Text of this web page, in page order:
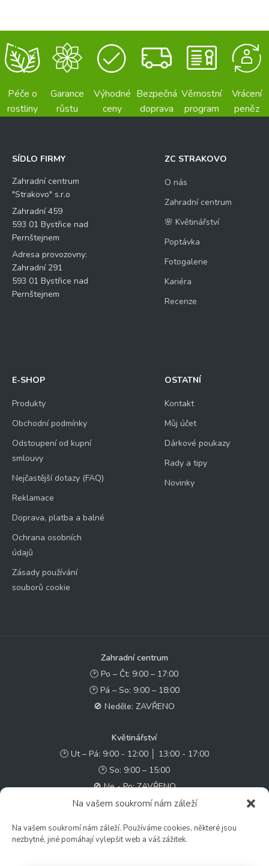
Na vašem soukromí nám záleží
Na vašem soukromí nám záleží. Používáme cookies, některé jsou
nezbytné, jiné pomáhají vylepšit web a váš zážitek.
Péče o
rostliny
Garance
růstu
Výhodné
ceny
Bezpečná
doprava
Věrnostní
program
Vrácení
peněz
SÍDLO FIRMY
Zahradní centrum
"Strakovo" s.r.o
Zahradní 459
593 01 Bystřice nad
Pernštejnem
Adresa provozovny:
Zahradní 291
593 01 Bystřice nad
Pernštejnem
ZC STRAKOVO
O nás
Zahradní centrum
🌸 Květinářství
Poptávka
Fotogalerie
Kariéra
Recenze
E-SHOP
Produkty
Obchodní podmínky
Odstoupení od kupní
smlouvy
Nejčastější dotazy (FAQ)
Reklamace
Doprava, platba a balné
Ochrana osobních
údajů
Zásady používání
souborů cookie
OSTATNÍ
Kontakt
Můj účet
Dárkové poukazy
Rady a tipy
Novinky
Zahradní centrum
🕑 Po – Čt: 9:00 – 17:00
🕑 Pá – So: 9:00 – 18:00
🚫 Neděle: ZAVŘENO
Květinářství
🕑 Ut – Pá: 9:00 - 12:00 │ 13:00 - 17:00
🕑 So: 9:00 – 15:00
🚫 Ne - Po: ZAVŘENO
✉️ e-shop@zcstrakovo.cz